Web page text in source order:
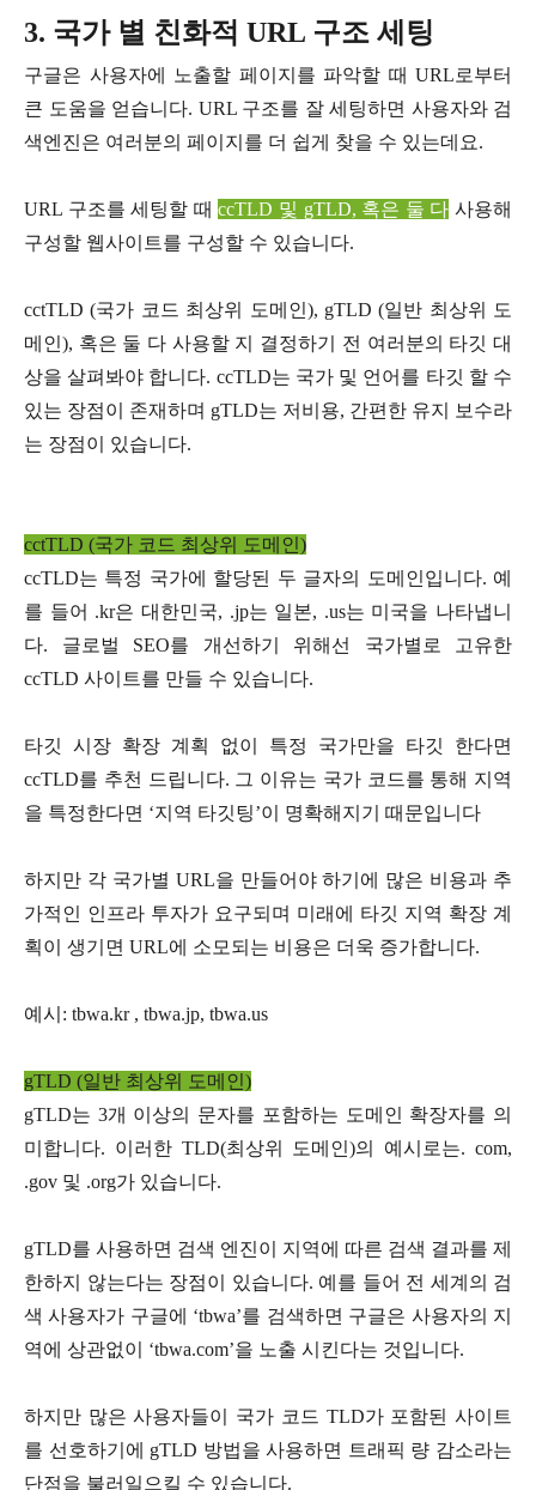
3. 국가 별 친화적 URL 구조 세팅
구글은 사용자에 노출할 페이지를 파악할 때 URL로부터
큰 도움을 얻습니다. URL 구조를 잘 세팅하면 사용자와 검
색엔진은 여러분의 페이지를 더 쉽게 찾을 수 있는데요.
URL 구조를 세팅할 때ccTLD 및 gTLD, 혹은 둘 다 사용해
구성할 웹사이트를 구성할 수 있습니다.
cctTLD (국가 코드 최상위 도메인), gTLD (일반 최상위 도
메인), 혹은 둘 다 사용할 지 결정하기 전 여러분의 타깃 대
상을 살펴봐야 합니다. ccTLD는 국가 및 언어를 타깃 할 수
있는 장점이 존재하며 gTLD는 저비용, 간편한 유지 보수라
는 장점이 있습니다.
cctTLD (국가 코드 최상위 도메인)
ccTLD는 특정 국가에 할당된 두 글자의 도메인입니다. 예
를 들어 .kr은 대한민국, .jp는 일본, .us는 미국을 나타냅니
다. 글로벌 SEO를 개선하기 위해선 국가별로 고유한
ccTLD 사이트를 만들 수 있습니다.
타깃 시장 확장 계획 없이 특정 국가만을 타깃 한다면
ccTLD를 추천 드립니다. 그 이유는 국가 코드를 통해 지역
을 특정한다면 ‘지역 타깃팅’이 명확해지기 때문입니다
하지만 각 국가별 URL을 만들어야 하기에 많은 비용과 추
가적인 인프라 투자가 요구되며 미래에 타깃 지역 확장 계
획이 생기면 URL에 소모되는 비용은 더욱 증가합니다.
예시: tbwa.kr , tbwa.jp, tbwa.us
gTLD (일반 최상위 도메인)
gTLD는 3개 이상의 문자를 포함하는 도메인 확장자를 의
미합니다. 이러한 TLD(최상위 도메인)의 예시로는. com,
.gov 및 .org가 있습니다.
gTLD를 사용하면 검색 엔진이 지역에 따른 검색 결과를 제
한하지 않는다는 장점이 있습니다. 예를 들어 전 세계의 검
색 사용자가 구글에 ‘tbwa’를 검색하면 구글은 사용자의 지
역에 상관없이 ‘tbwa.com’을 노출 시킨다는 것입니다.
하지만 많은 사용자들이 국가 코드 TLD가 포함된 사이트
를 선호하기에 gTLD 방법을 사용하면 트래픽 량 감소라는
단점을 불러일으킬 수 있습니다.